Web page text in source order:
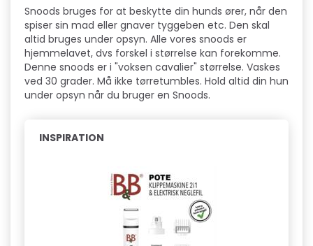
Snoods bruges for at beskytte din hunds ører, når den
spiser sin mad eller gnaver tyggeben etc. Den skal
altid bruges under opsyn. Alle vores snoods er
hjemmelavet, dvs forskel i størrelse kan forekomme.
Denne snoods er i "voksen cavalier" størrelse. Vaskes
ved 30 grader. Må ikke tørretumbles. Hold altid din hun
under opsyn når du bruger en Snoods.
INSPIRATION